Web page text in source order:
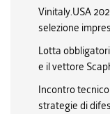
Vinitaly.USA
selezione
Lotta
e il vettore
Incontro
strategie di